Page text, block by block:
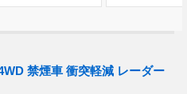
禁煙車 衝突軽減 レーダー